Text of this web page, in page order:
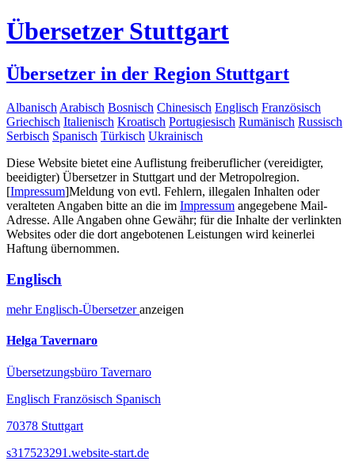
Übersetzer Stuttgart
Übersetzer in der Region Stuttgart
Albanisch Arabisch Bosnisch Chinesisch Englisch Französisch
Griechisch Italienisch Kroatisch Portugiesisch Rumänisch Russisch
Serbisch Spanisch Türkisch Ukrainisch
Diese Website bietet eine Auflistung freiberuflicher (vereidigter,
beeidigter) Übersetzer in Stuttgart und der Metropolregion.
[Impressum]Meldung von evtl. Fehlern, illegalen Inhalten oder
veralteten Angaben bitte an die im Impressum angegebene Mail-
Adresse. Alle Angaben ohne Gewähr; für die Inhalte der verlinkten
Websites oder die dort angebotenen Leistungen wird keinerlei
Haftung übernommen.
Englisch
mehrEnglisch-Übersetzeranzeigen
Helga Tavernaro
Übersetzungsbüro Tavernaro
Englisch Französisch Spanisch
70378 Stuttgart
s317523291.website-start.de